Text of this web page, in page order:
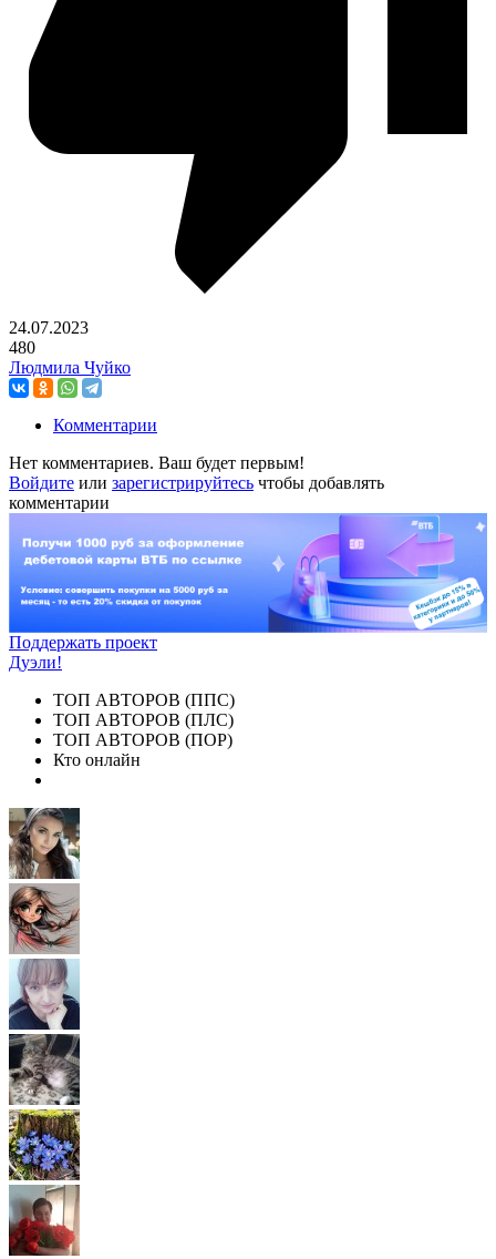
24.07.2023
480
Людмила Чуйко
Комментарии
Нет комментариев. Ваш будет первым!
Войдите или зарегистрируйтесь чтобы добавлять
комментарии
Поддержать проект
Дуэли!
ТОП АВТОРОВ (ППС)
ТОП АВТОРОВ (ПЛС)
ТОП АВТОРОВ (ПОР)
Кто онлайн